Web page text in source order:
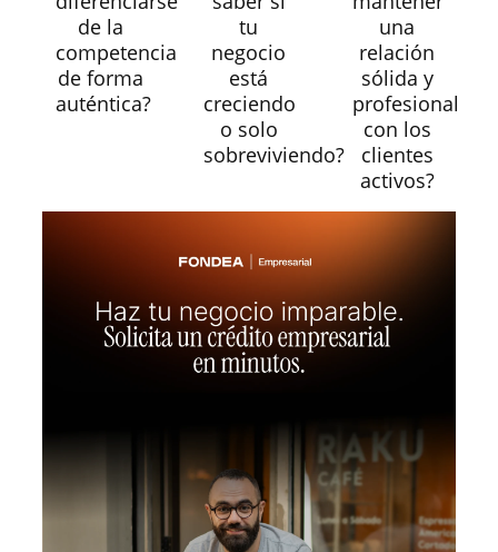
de la
competencia
de forma
auténtica?
tu
negocio
está
creciendo
o solo
sobreviviendo?
una
relación
sólida y
profesional
con los
clientes
activos?